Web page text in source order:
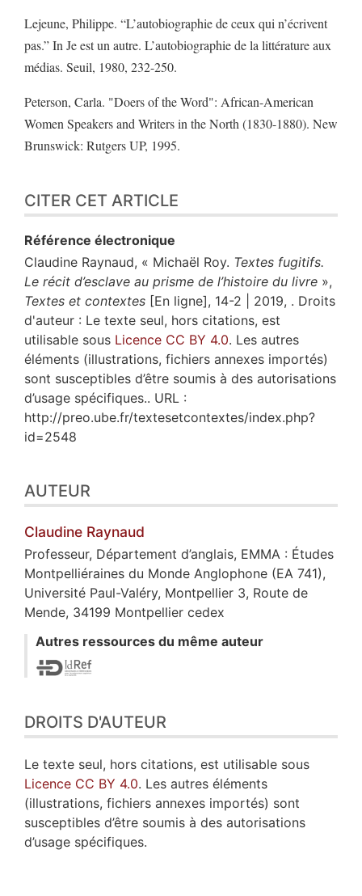
Lejeune, Philippe. “L’autobiographie de ceux qui n’écrivent
pas.” In Je est un autre. L’autobiographie de la littérature aux
médias. Seuil, 1980, 232-250.
Peterson, Carla. "Doers of the Word": African-American
Women Speakers and Writers in the North (1830-1880). New
Brunswick: Rutgers UP, 1995.
CITER CET ARTICLE
Référence électronique
Claudine Raynaud, « Michaël Roy. Textes fugitifs.
Le récit d’esclave au prisme de l’histoire du livre »,
Textes et contextes [En ligne], 14-2 | 2019, . Droits
d'auteur : Le texte seul, hors citations, est
utilisable sous Licence CC BY 4.0. Les autres
éléments (illustrations, fichiers annexes importés)
sont susceptibles d’être soumis à des autorisations
d’usage spécifiques.. URL :
http://preo.ube.fr/textesetcontextes/index.php?
id=2548
AUTEUR
Claudine Raynaud
Professeur, Département d’anglais, EMMA : Études
Montpelliéraines du Monde Anglophone (EA 741),
Université Paul-Valéry, Montpellier 3, Route de
Mende, 34199 Montpellier cedex
Autres ressources du même auteur
DROITS D'AUTEUR
Le texte seul, hors citations, est utilisable sous
Licence CC BY 4.0. Les autres éléments
(illustrations, fichiers annexes importés) sont
susceptibles d’être soumis à des autorisations
d’usage spécifiques.